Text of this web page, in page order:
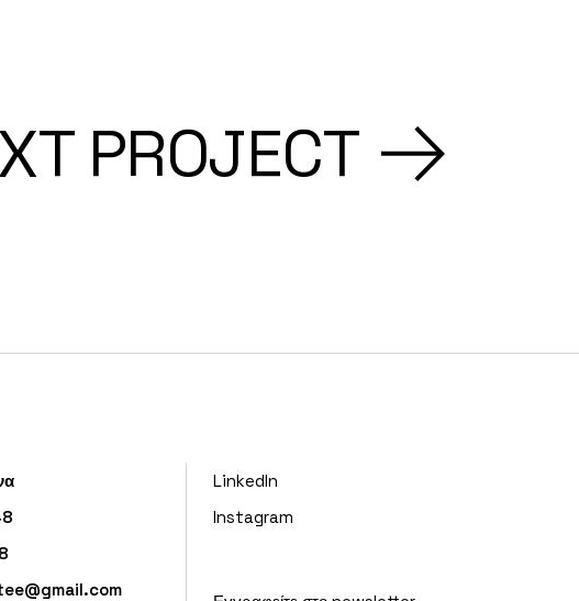
PROJECT
LinkedIn
Instagram